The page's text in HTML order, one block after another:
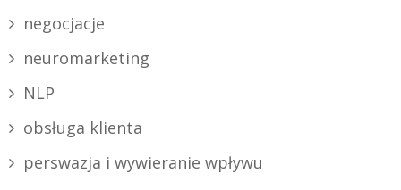
negocjacje
neuromarketing
NLP
obsługa klienta
perswazja i wywieranie wpływu